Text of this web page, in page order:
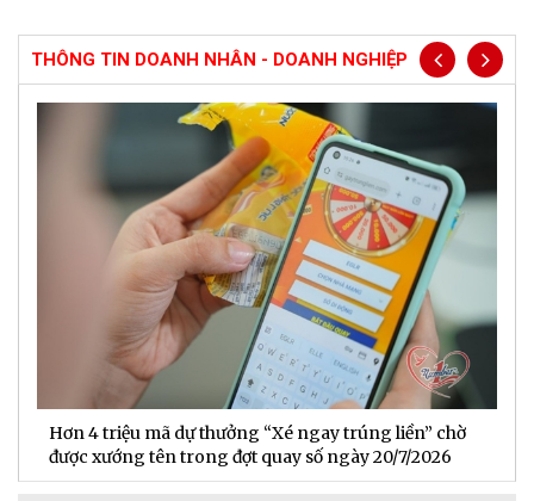
THÔNG TIN DOANH NHÂN - DOANH NGHIỆP
Hơn 4 triệu mã dự thưởng “Xé ngay trúng liền” chờ
được xướng tên trong đợt quay số ngày 20/7/2026